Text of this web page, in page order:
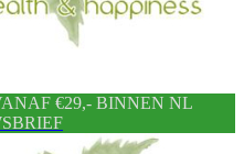
€29,- BINNEN NL